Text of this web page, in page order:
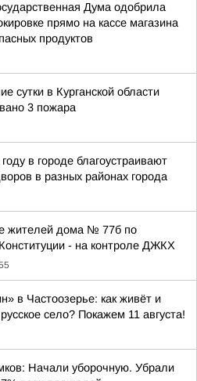
Дума одобрила
прямо на кассе магазина
продуктов
сутки в Курганской области
3 пожара
в городе благоустраивают
в разных районах города
жителей дома № 77б по
- на контроле ДЖКХ
в Частоозерье: как живёт и
село? Покажем 11 августа!
Начали уборочную. Убрали